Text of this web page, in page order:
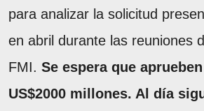
para analizar la solicitud
en abril durante las reuniones
FMI. Se espera que
US$2000 millones. Al día